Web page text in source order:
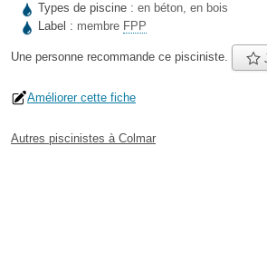
Types de piscine : en béton, en bois
Label : membre FPP
Une personne recommande ce pisciniste.
Améliorer cette fiche
Autres piscinistes à Colmar